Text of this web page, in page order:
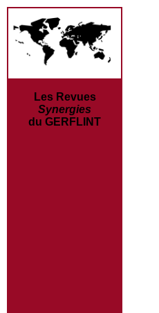
Les Revues
Synergies
du GERFLINT